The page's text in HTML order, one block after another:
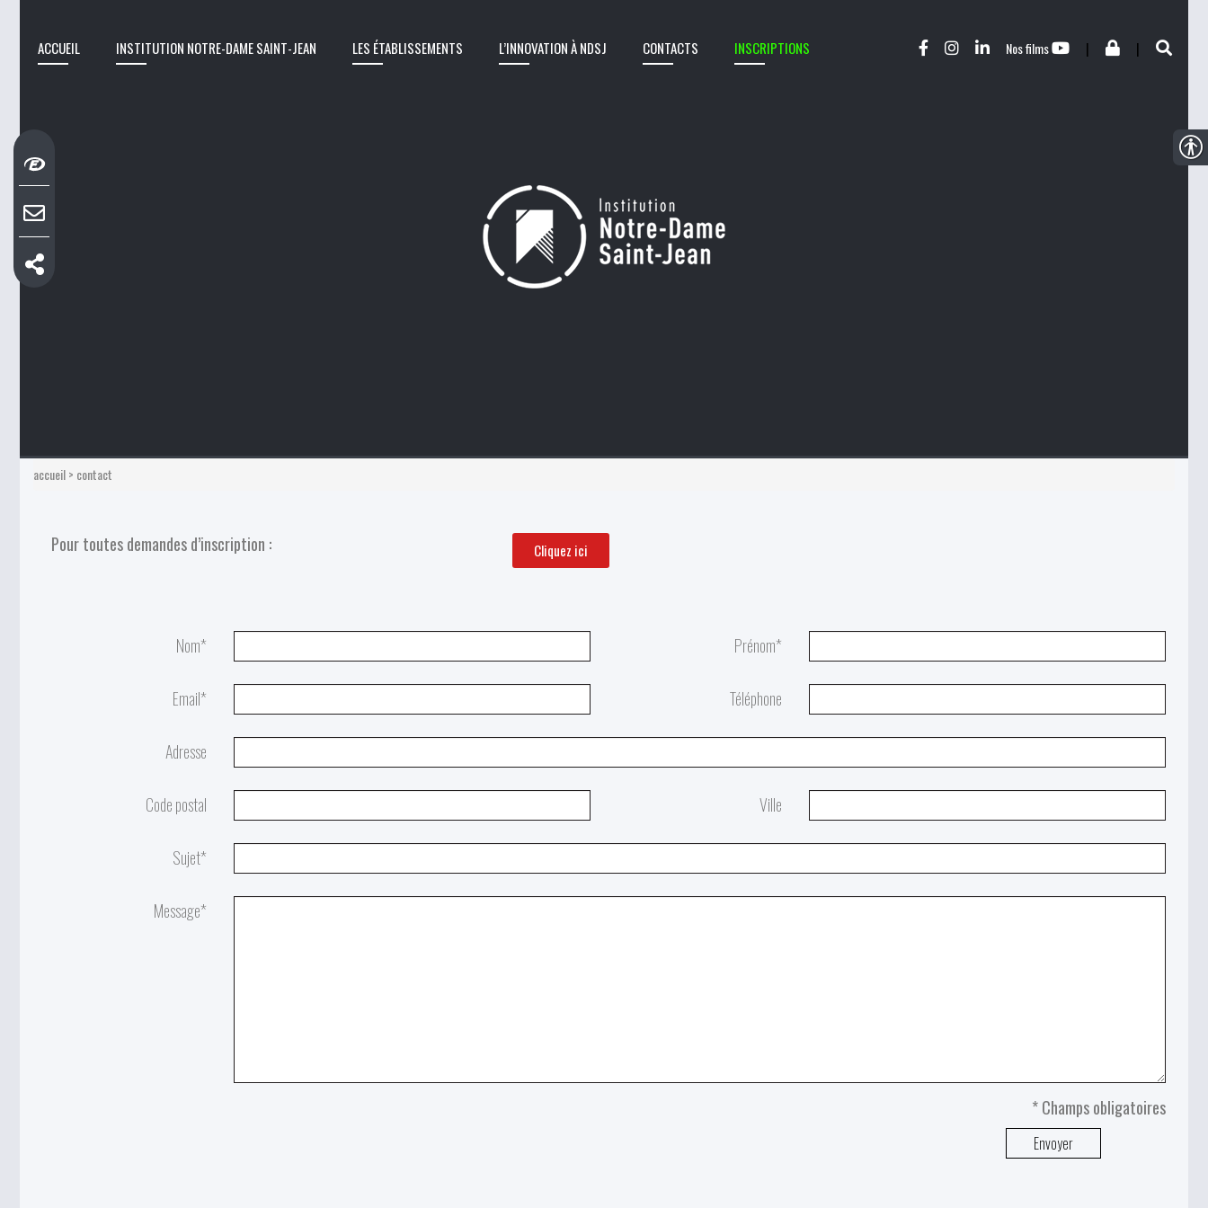
ACCUEIL INSTITUTION NOTRE-DAME SAINT-JEAN LES ÉTABLISSEMENTS L’INNOVATION À NDSJ CONTACTS INSCRIPTIONS Nos films | |
accueil> contact
Pour toutes demandes d’inscription : Cliquez ici
Nom* Prénom*
Email* Téléphone
Adresse
Code postal Ville
Sujet*
Message*
* Champs obligatoires